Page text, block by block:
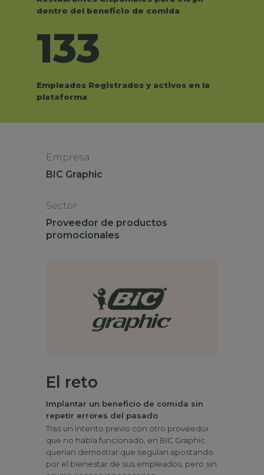
dentro del beneficio de comida
133
Empleados Registrados y activos en la
plataforma
Empresa
BIC Graphic
Sector
Proveedor de productos
promocionales
El reto
Implantar un beneficio de comida sin
repetir errores del pasado
Tras un intento previo con otro proveedor
que no había funcionado, en BIC Graphic
querían demostrar que seguían apostando
por el bienestar de sus empleados, pero sin